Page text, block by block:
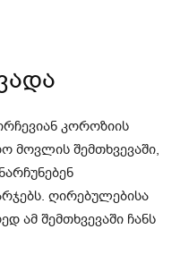
კოროზიის
მოვლის შემთხვევაში,
ღირებულებისა
ამ შემთხვევაში ჩანს